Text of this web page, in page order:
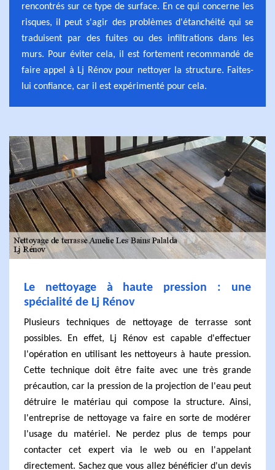
rencontrés sur ce type de surface. En ce qui concerne les
risques, il peut s'agir des problèmes d'étanchéité qui se
traduisent par des fuites ou des infiltrations dans les
murs. Pour éviter cela, il est fortement recommandé de
faire appel à Lj Rénov pour nettoyer la structure. Faites-
lui confiance, car il est expérimenté pour cela.
Le nettoyage à haute pression : une
spécialité de Lj Rénov
Plusieurs techniques de nettoyage de terrasse sont
possibles. En effet, Lj Rénov est capable d'effectuer
l'opération en utilisant les nettoyeurs à haute pression.
Cette technique doit être faite avec une très grande
précaution, car la pression de la projection de l'eau peut
détruire le matériau qui compose la structure. Ainsi,
l'entreprise de nettoyage va faire en sorte de modérer
l'usage du matériel. Ne perdez plus de temps pour
contacter cet expert via le web ou en l'appelant
directement. Sachez que vous allez bénéficier d'un devis